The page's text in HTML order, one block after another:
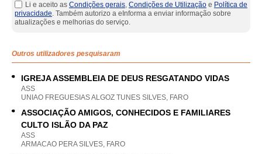
Li e aceito as Condições gerais, Condições de Utilização e Política de
privacidade. Também autorizo a eInforma a enviar informação sobre
atualizações e melhorias do serviço.
Outros utilizadores pesquisaram
IGREJA ASSEMBLEIA DE DEUS RESGATANDO VIDAS
ASS
UNIAO FREGUESIAS ALGOZ TUNES SILVES, FARO
ASSOCIAÇÃO AMIGOS, CONHECIDOS E FAMILIARES
CULTO ISLÃO DA PAZ
ASS
ARMACAO PERA SILVES, FARO